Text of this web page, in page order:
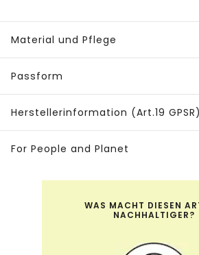
Material und Pflege
Passform
Herstellerinformation (Art.19 GPSR)
For People and Planet
WAS MACHT DIESEN
NACHHALTIGER?